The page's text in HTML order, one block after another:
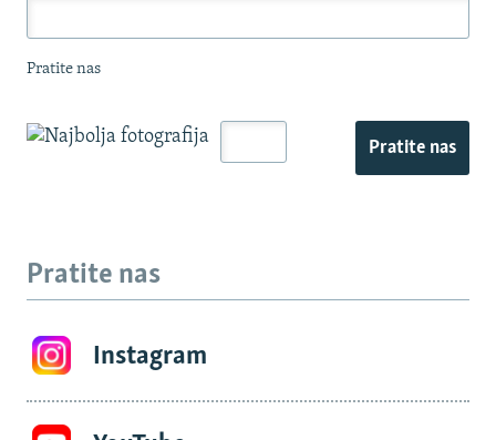
Pratite nas
Pratite nas
Pratite nas
Instagram